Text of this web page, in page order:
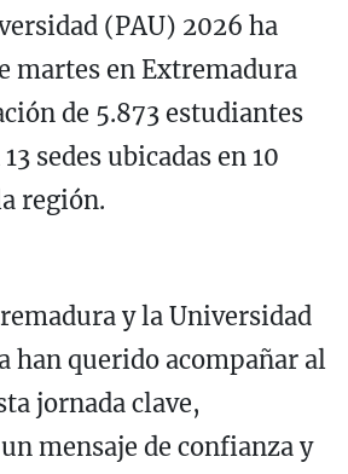
(PAU) 2026 ha
martes en Extremadura
de 5.873 estudiantes
sedes ubicadas en 10
región.
y la Universidad
han querido acompañar al
jornada clave,
mensaje de confianza y